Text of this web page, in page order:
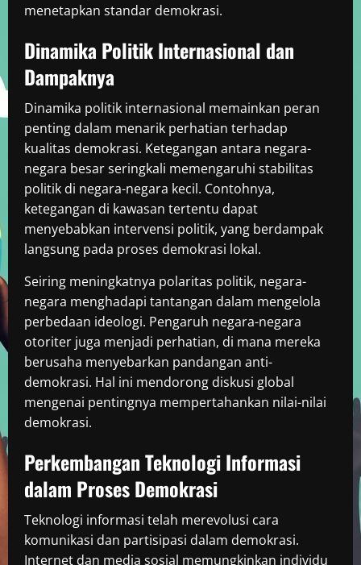
menetapkan standar demokrasi.
Dinamika Politik Internasional dan
Dampaknya
Dinamika politik internasional memainkan peran
penting dalam menarik perhatian terhadap
kualitas demokrasi. Ketegangan antara negara-
negara besar seringkali memengaruhi stabilitas
politik di negara-negara kecil. Contohnya,
ketegangan di kawasan tertentu dapat
menyebabkan intervensi politik, yang berdampak
langsung pada proses demokrasi lokal.
Seiring meningkatnya polaritas politik, negara-
negara menghadapi tantangan dalam mengelola
perbedaan ideologi. Pengaruh negara-negara
otoriter juga menjadi perhatian, di mana mereka
berusaha menyebarkan pandangan anti-
demokrasi. Hal ini mendorong diskusi global
mengenai pentingnya mempertahankan nilai-nilai
demokrasi.
Perkembangan Teknologi Informasi
dalam Proses Demokrasi
Teknologi informasi telah merevolusi cara
komunikasi dan partisipasi dalam demokrasi.
Internet dan media sosial memungkinkan individu